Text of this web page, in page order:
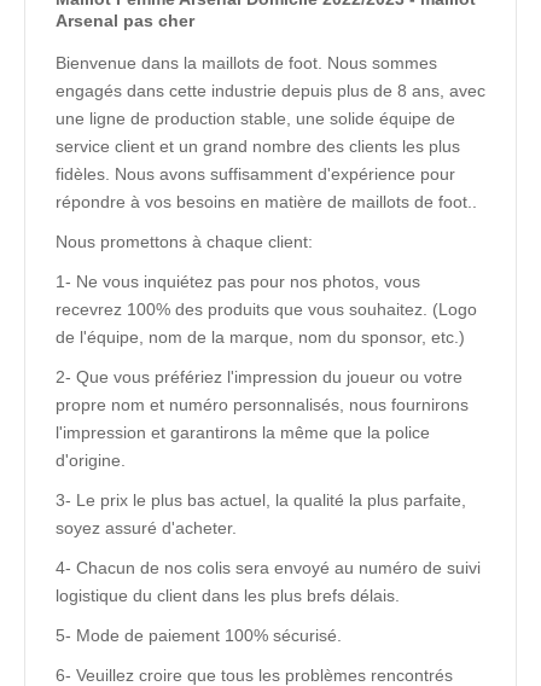
Arsenal pas cher
Bienvenue dans la maillots de foot. Nous sommes
engagés dans cette industrie depuis plus de 8 ans, avec
une ligne de production stable, une solide équipe de
service client et un grand nombre des clients les plus
fidèles. Nous avons suffisamment d'expérience pour
répondre à vos besoins en matière de maillots de foot..
Nous promettons à chaque client:
1- Ne vous inquiétez pas pour nos photos, vous
recevrez 100% des produits que vous souhaitez. (Logo
de l'équipe, nom de la marque, nom du sponsor, etc.)
2- Que vous préfériez l'impression du joueur ou votre
propre nom et numéro personnalisés, nous fournirons
l'impression et garantirons la même que la police
d'origine.
3- Le prix le plus bas actuel, la qualité la plus parfaite,
soyez assuré d'acheter.
4- Chacun de nos colis sera envoyé au numéro de suivi
logistique du client dans les plus brefs délais.
5- Mode de paiement 100% sécurisé.
6- Veuillez croire que tous les problèmes rencontrés